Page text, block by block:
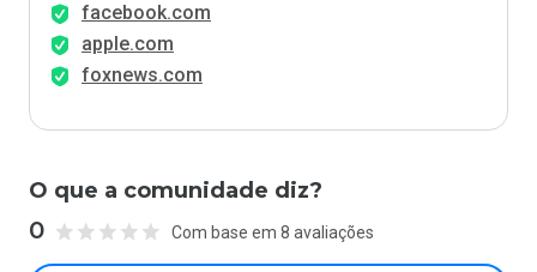
facebook.com
apple.com
foxnews.com
O que a comunidade diz?
0 Com base em 8 avaliações